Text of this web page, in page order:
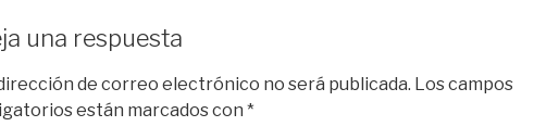
una respuesta
de correo electrónico no será publicada. Los campos
están marcados con *